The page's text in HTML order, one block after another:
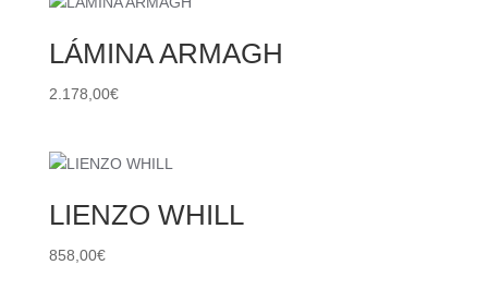
LÁMINA ARMAGH
2.178,00€
LIENZO WHILL
858,00€